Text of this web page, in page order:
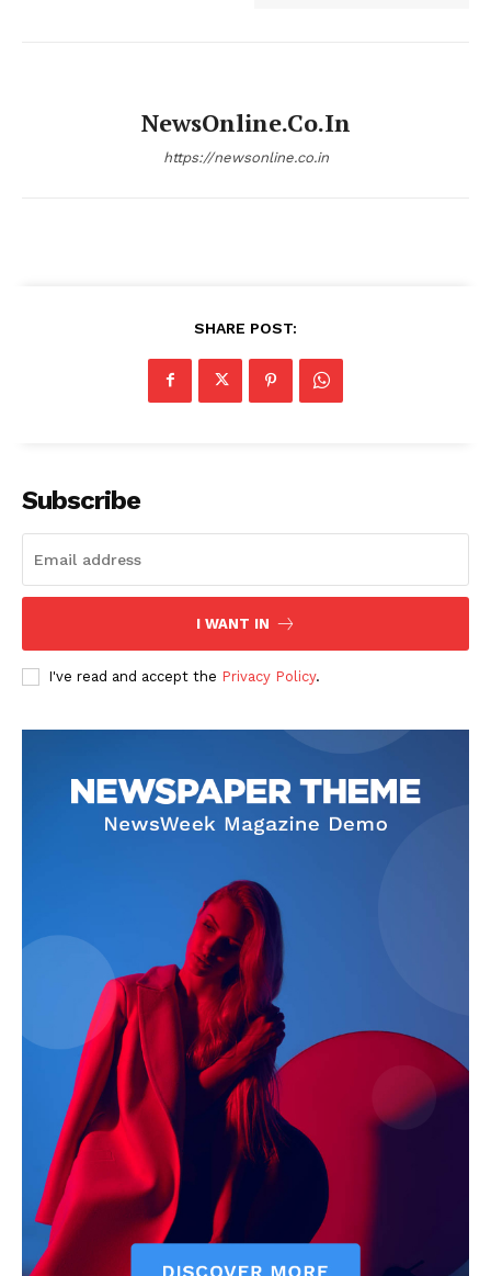
NewsOnline.co.in
https://newsonline.co.in
SHARE POST:
Subscribe
I WANT IN
I've read and accept the Privacy Policy.